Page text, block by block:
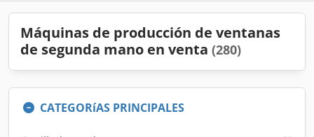
Máquinas de producción de ventanas
de segunda mano en venta (280)
CATEGORíAS PRINCIPALES